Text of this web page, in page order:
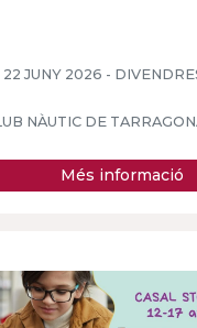
22 JUNY 2026 -
NÀUTIC DE
Més informació